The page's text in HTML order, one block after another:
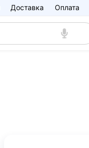
Доставка Оплата